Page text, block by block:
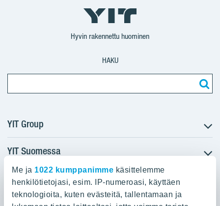
Me ja 1022 kumppanimme käsittelemme
henkilötietojasi, esim. IP-numeroasi, käyttäen
teknologioita, kuten evästeitä, tallentamaan ja
YIT
Suomi
Corporation
Corporation
Hyvin rakennettu huominen
HAKU
YIT Group
Tietoa YIT:stä
Töihin meille
Sijoittajat
Projektit
YIT Suomessa
Myytävät asunnot
Vuokrattavat toimitilat
YIT:n pääkonttori
Panuntie 11, PL 36, 00620 Helsinki